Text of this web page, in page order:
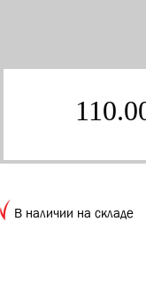
В наличии на складе